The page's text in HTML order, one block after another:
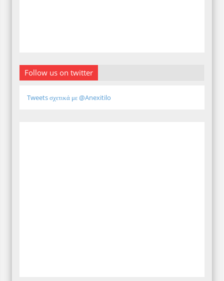
Follow us on twitter
Tweets σχετικά με @Anexitilo